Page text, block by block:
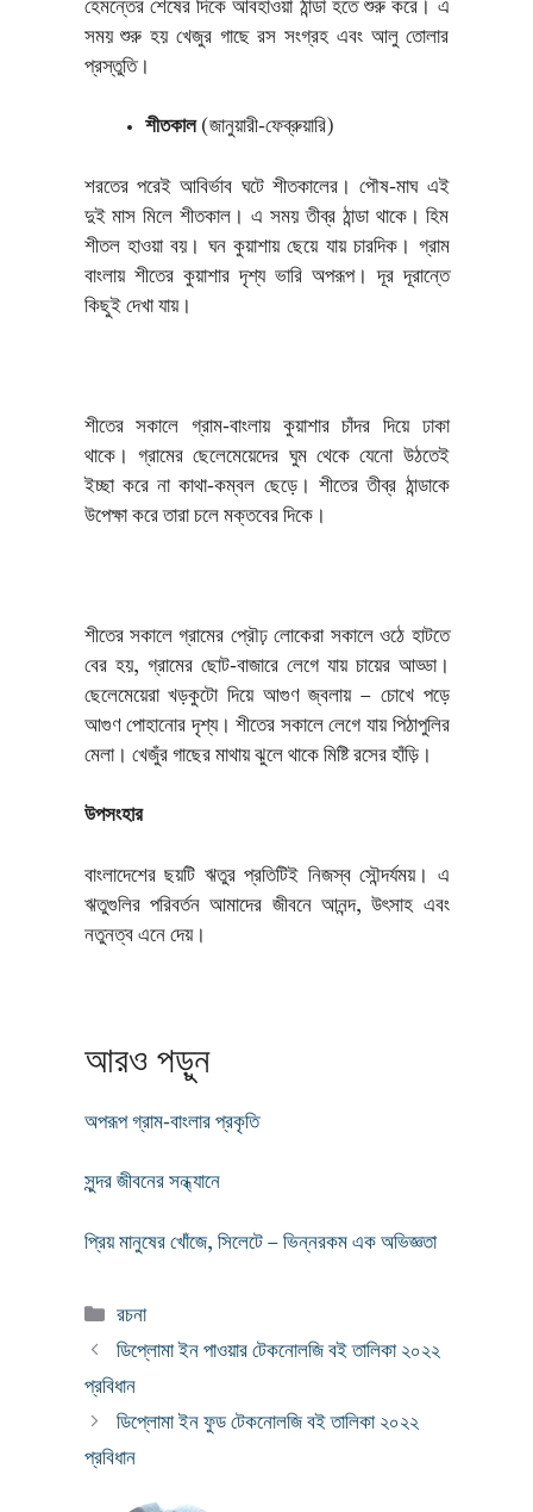
হেমন্তের শেষের দিকে আবহাওয়া ঠান্ডা হতে শুরু করে। এ
সময় শুরু হয় খেজুর গাছে রস সংগ্রহ এবং আলু তোলার
প্রস্তুতি।
শীতকাল(জানুয়ারী-ফেব্রুয়ারি)
শরতের পরেই আবির্ভাব ঘটে শীতকালের। পৌষ-মাঘ এই
দুই মাস মিলে শীতকাল। এ সময় তীব্র ঠান্ডা থাকে। হিম
শীতল হাওয়া বয়। ঘন কুয়াশায় ছেয়ে যায় চারদিক। গ্রাম
বাংলায় শীতের কুয়াশার দৃশ্য ভারি অপরূপ। দূর দূরান্তে
কিছুই দেখা যায়।
শীতের সকালে গ্রাম-বাংলায় কুয়াশার চাঁদর দিয়ে ঢাকা
থাকে। গ্রামের ছেলেমেয়েদের ঘুম থেকে যেনো উঠতেই
ইচ্ছা করে না কাথা-কম্বল ছেড়ে। শীতের তীব্র ঠান্ডাকে
উপেক্ষা করে তারা চলে মক্তবের দিকে।
শীতের সকালে গ্রামের প্রৌঢ় লোকেরা সকালে ওঠে হাটতে
বের হয়, গ্রামের ছোট-বাজারে লেগে যায় চায়ের আড্ডা।
ছেলেমেয়েরা খড়কুটো দিয়ে আগুণ জ্বলায় – চোখে পড়ে
আগুণ পোহানোর দৃশ্য। শীতের সকালে লেগে যায় পিঠাপুলির
মেলা। খেজুঁর গাছের মাথায় ঝুলে থাকে মিষ্টি রসের হাঁড়ি।
উপসংহার
বাংলাদেশের ছয়টি ঋতুর প্রতিটিই নিজস্ব সৌন্দর্যময়। এ
ঋতুগুলির পরিবর্তন আমাদের জীবনে আনন্দ, উৎসাহ এবং
নতুনত্ব এনে দেয়।
আরও পড়ুন
অপরূপ গ্রাম-বাংলার প্রকৃতি
সুন্দর জীবনের সন্ধ্যানে
প্রিয় মানুষের খোঁজে, সিলেটে – ভিন্নরকম এক অভিজ্ঞতা
Categories
রচনা
ডিপ্লোমা ইন পাওয়ার টেকনোলজি বই তালিকা ২০২২
প্রবিধান
ডিপ্লোমা ইন ফুড টেকনোলজি বই তালিকা ২০২২
প্রবিধান